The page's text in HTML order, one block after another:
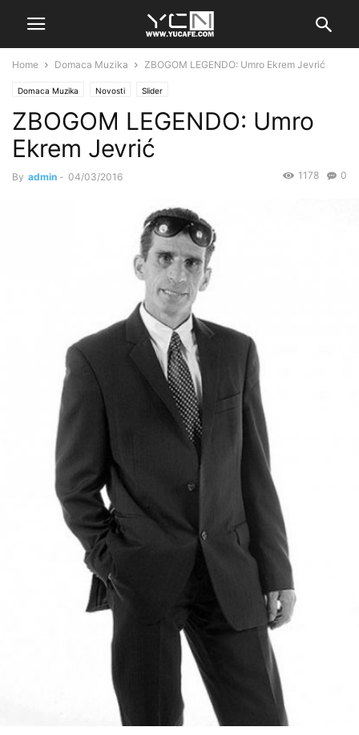
Home Domaca Muzika ZBOGOM LEGENDO: Umro Ekrem Jevrić
Domaca Muzika Novosti Slider
ZBOGOM LEGENDO: Umro
Ekrem Jevrić
By admin - 04/03/2016 0
1178